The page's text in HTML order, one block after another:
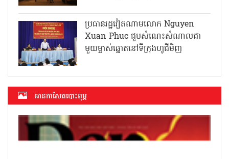
ប្រធានរដ្ឋវៀតណាមលោក Nguyen
Xuan Phuc ជួបសំណេះសំណាលជា
មួយម្ចាស់ឆ្នោតនៅទីក្រុងហូជីមិញ
អាន​កាសែត​បោះពុម្ភ